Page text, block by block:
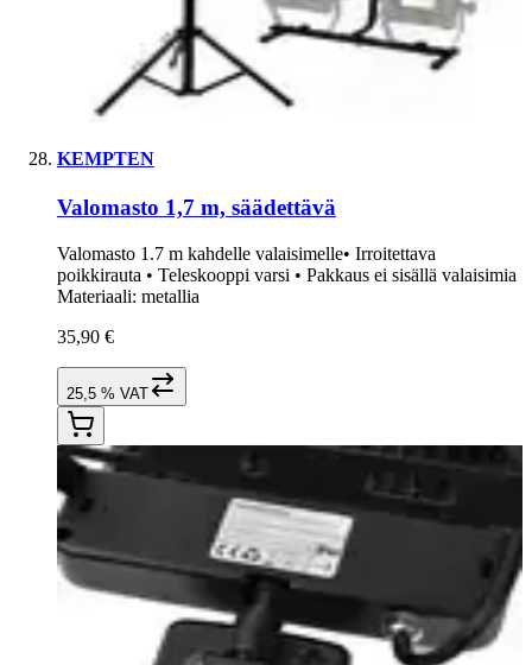
KEMPTEN
Valomasto 1,7 m, säädettävä
Valomasto 1.7 m kahdelle valaisimelle• Irroitettava
poikkirauta • Teleskooppi varsi • Pakkaus ei sisällä valaisimia
Materiaali: metallia
35,90 €
25,5 % VAT